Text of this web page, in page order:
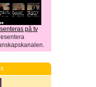
på tv